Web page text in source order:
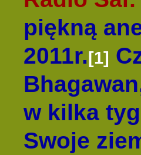
piękną
2011r. [1]
w kilka
Swoje